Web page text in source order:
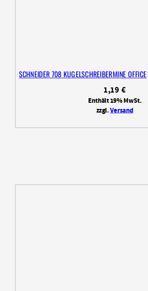
SCHNEIDER 708 KUGELSCHREIBERMINE OFFICE
1,19€
Enthält 19% MwSt.
zzgl.Versand